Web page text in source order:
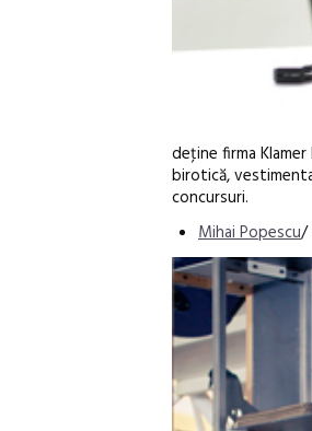
deţine firma
birotică,
concursuri.
Mihai Popescu/